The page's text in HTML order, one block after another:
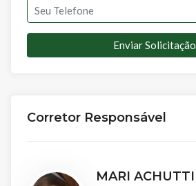
Enviar Solicitação
Corretor Responsável
MARI ACHUTTI